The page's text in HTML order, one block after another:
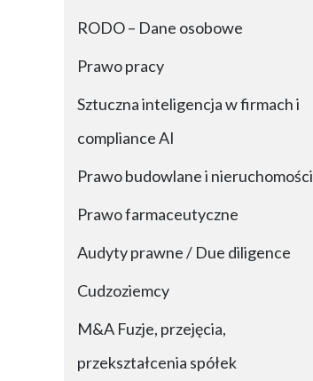
RODO – Dane osobowe
Prawo pracy
Sztuczna inteligencja w firmach i
compliance AI
Prawo budowlane i nieruchomości
Prawo farmaceutyczne
Audyty prawne / Due diligence
Cudzoziemcy
M&A Fuzje, przejęcia,
przekształcenia spółek